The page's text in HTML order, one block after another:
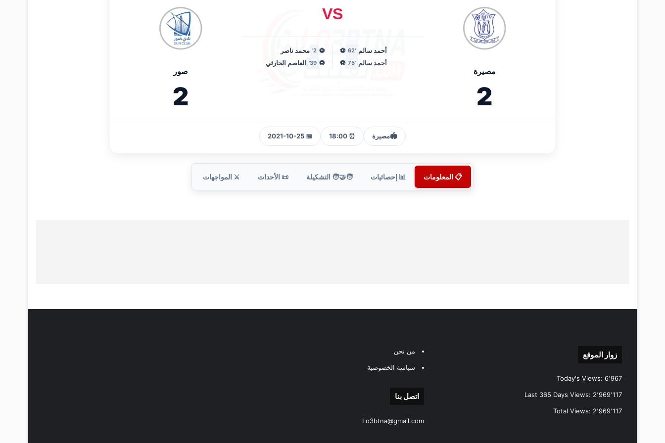
مصيرة
2
VS
أحمد سالم '62
⚽
أحمد سالم '75
⚽
⚽
2' محمد ناصر
⚽
39' العاصم الحارثي
صور
2
🏟️مصيرة ⏰ 18:00
📅 2021-10-25
📋 المعلومات 📊 إحصائيات 🧑‍🤝‍🧑 التشكيلة 📜 الأحداث ⚔️ المواجهات
زوار الموقع
Today's Views: 6٬967
Last 365 Days Views: 2٬969٬117
Total Views: 2٬969٬117
من نحن
سياسة الخصوصية
اتصل بنا
Lo3btna@gmail.com